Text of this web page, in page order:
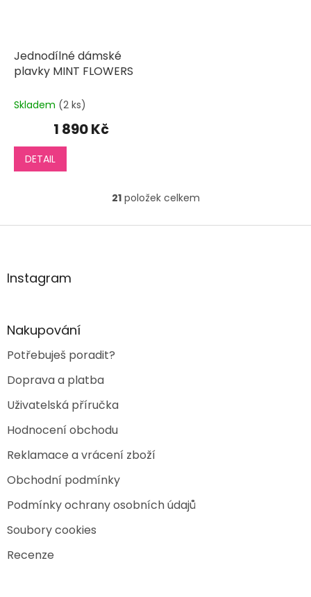
Jednodílné dámské
plavky MINT FLOWERS
Skladem (2 ks)
1 890 Kč
DETAIL
O
l
21položek celkem
Z
aInstagram
Nakupování
Potřebuješ poradit?
Doprava a platba
Uživatelská příručka
Hodnocení obchodu
Reklamace a vrácení zboží
Obchodní podmínky
Podmínky ochrany osobních údajů
Soubory cookies
Recenze